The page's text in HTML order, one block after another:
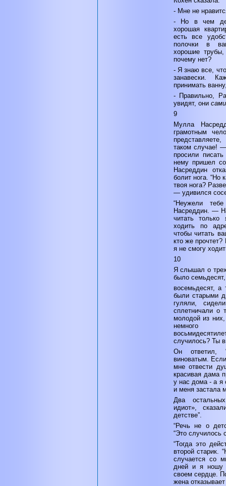
- Мне не
- Но в чем
хорошая
есть все
полочки в
хорошие
почему нет?
- Я знаю все,
занавески.
принимать
- Правильно,
увидят, они
9
Мулла
грамотным
таком случае!
просили
нему пришел
Насреддин
болит нога. “Но
твоя нога?
— удивился
“Неужели
Насреддин. —
читать
ходить по
чтобы читать
кто же
я не смогу
10
Я слышал о
было
восемьдесят, а
были старыми
гуляли,
сплетничали
молодой из
немного
случилось? Ты
Он ответил,
виноватым.
мне отвести
красивая дама
у нас дома - а я
и меня застала
Два
идиот»,
детстве”.
“Речь не о
“Это случилось
“Тогда это
второй старик.
случается со
дней и я ношу
своем сердце.
жена